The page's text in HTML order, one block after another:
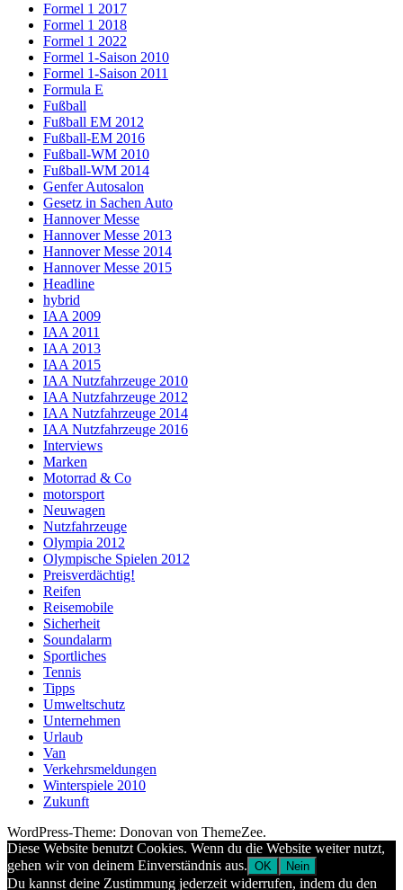
Formel 1 2017
Formel 1 2018
Formel 1 2022
Formel 1-Saison 2010
Formel 1-Saison 2011
Formula E
Fußball
Fußball EM 2012
Fußball-EM 2016
Fußball-WM 2010
Fußball-WM 2014
Genfer Autosalon
Gesetz in Sachen Auto
Hannover Messe
Hannover Messe 2013
Hannover Messe 2014
Hannover Messe 2015
Headline
hybrid
IAA 2009
IAA 2011
IAA 2013
IAA 2015
IAA Nutzfahrzeuge 2010
IAA Nutzfahrzeuge 2012
IAA Nutzfahrzeuge 2014
IAA Nutzfahrzeuge 2016
Interviews
Marken
Motorrad & Co
motorsport
Neuwagen
Nutzfahrzeuge
Olympia 2012
Olympische Spielen 2012
Preisverdächtig!
Reifen
Reisemobile
Sicherheit
Soundalarm
Sportliches
Tennis
Tipps
Umweltschutz
Unternehmen
Urlaub
Van
Verkehrsmeldungen
Winterspiele 2010
Zukunft
WordPress-Theme: Donovan von ThemeZee.
Diese Website benutzt Cookies. Wenn du die Website weiter nutzt,
gehen wir von deinem Einverständnis aus. OK Nein
Du kannst deine Zustimmung jederzeit widerrufen, indem du den